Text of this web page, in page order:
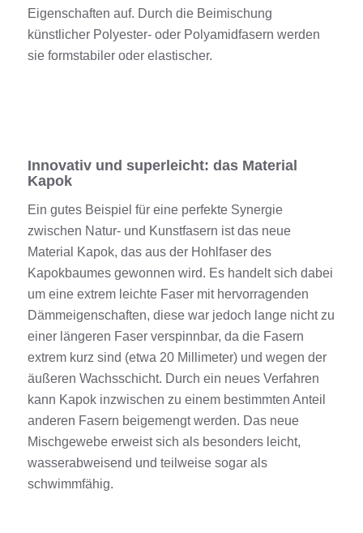
Eigenschaften auf. Durch die Beimischung
künstlicher Polyester- oder Polyamidfasern werden
sie formstabiler oder elastischer.
Innovativ und superleicht: das Material
Kapok
Ein gutes Beispiel für eine perfekte Synergie
zwischen Natur- und Kunstfasern ist das neue
Material Kapok, das aus der Hohlfaser des
Kapokbaumes gewonnen wird. Es handelt sich dabei
um eine extrem leichteFaser mit hervorragenden
Dämmeigenschaften, diese war jedoch lange nicht zu
einer längeren Faser verspinnbar, da die Fasern
extrem kurz sind (etwa 20 Millimeter) und wegen der
äußeren Wachsschicht. Durch ein neues Verfahren
kann Kapok inzwischen zu einem bestimmten Anteil
anderen Fasern beigemengt werden. Das neue
Mischgewebe erweist sich als besonders leicht,
wasserabweisend und teilweise sogar als
schwimmfähig.